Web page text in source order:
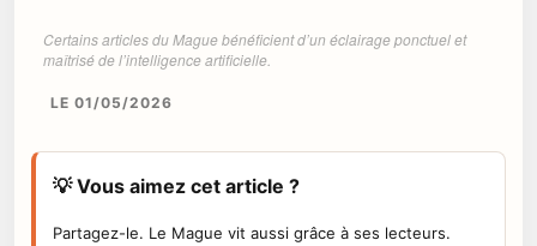
Certains articles du Mague bénéficient d’un éclairage ponctuel et
maîtrisé de l’intelligence artificielle.
LE 01/05/2026
💡 Vous aimez cet article ?
Partagez-le. Le Mague vit aussi grâce à ses lecteurs.